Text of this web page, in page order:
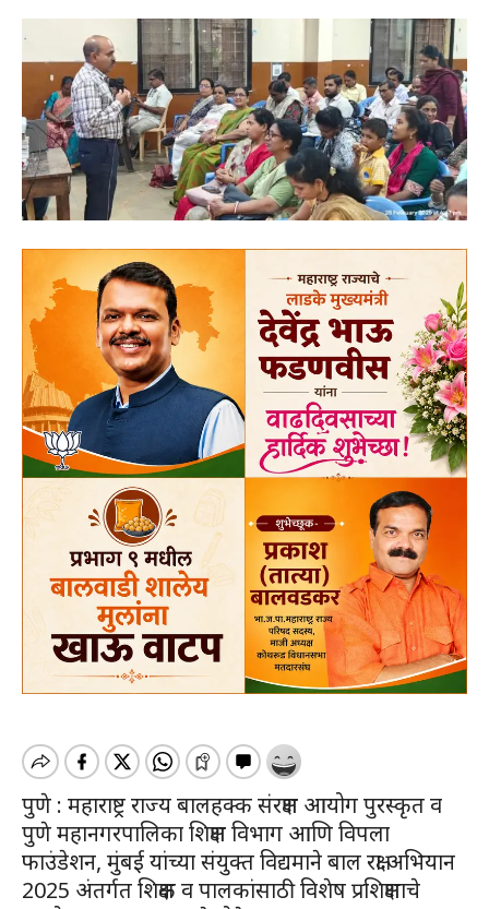
पुणे : महाराष्ट्र राज्य बालहक्क संरक्षण आयोग पुरस्कृत व
पुणे महानगरपालिका शिक्षण विभाग आणि विपला
फाउंडेशन, मुंबई यांच्या संयुक्त विद्यमाने बाल रक्षा अभियान
2025 अंतर्गत शिक्षक व पालकांसाठी विशेष प्रशिक्षणाचे